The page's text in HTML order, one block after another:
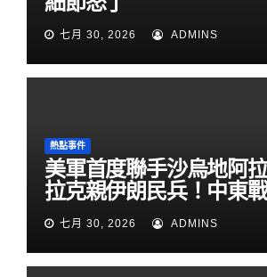
七月 30, 2026 ADMINS
熱點事件
美軍首度聯手沙烏地阿
拉克親伊朗民兵！中東
七月 30, 2026 ADMINS